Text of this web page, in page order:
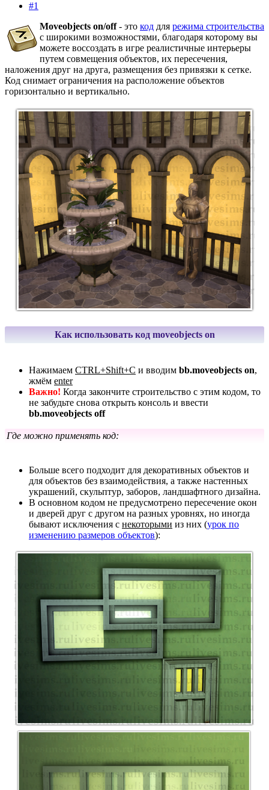
#1
Moveobjects on/off- это код для режима строительства
с широкими возможностями, благодаря которому вы
можете воссоздать в игре реалистичные интерьеры
путем совмещения объектов, их пересечения,
наложения друг на друга, размещения без привязки к сетке.
Код снимает ограничения на расположение объектов
горизонтально и вертикально.
Как использовать код moveobjects on
Нажимаем CTRL+Shift+C и вводим bb.moveobjects on,
жмём enter
Важно! Когда закончите строительство с этим кодом, то
не забудьте снова открыть консоль и ввести
bb.moveobjects off
Где можно применять код:
Больше всего подходит для декоративных объектов и
для объектов без взаимодействия, а также настенных
украшений, скульптур, заборов, ландшафтного дизайна.
В основном кодом не предусмотрено пересечение окон
и дверей друг с другом на разных уровнях, но иногда
бывают исключения с некоторыми из них (урок по
изменению размеров объектов):